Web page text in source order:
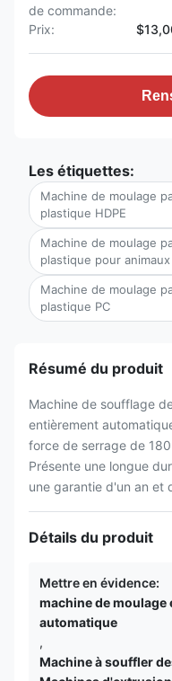
de commande:
Prix:
Les étiquettes:
Machine de moulage
plastique HDPE
Machine de moulage
plastique pour
Machine de moulage
plastique PC
Résumé du produit
Machine de soufflage
entièrement
force de serrage de
Présente une longue
une garantie d'un an et
Détails du produit
Mettre en évidence:
machine de moulage
automatique
,
Machine à souffler